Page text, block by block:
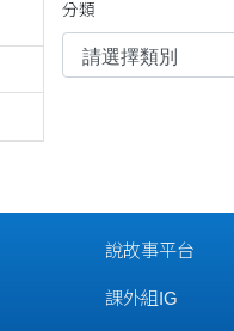
分類
說故事平台
課外組IG